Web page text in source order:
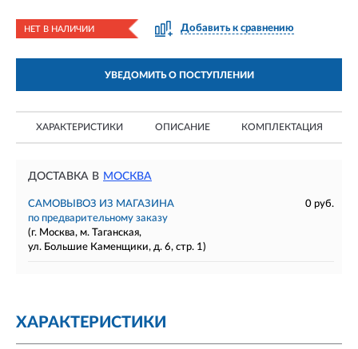
НЕТ В НАЛИЧИИ Добавить к сравнению
УВЕДОМИТЬ О ПОСТУПЛЕНИИ
ХАРАКТЕРИСТИКИ ОПИСАНИЕ КОМПЛЕКТАЦИЯ
ДОСТАВКА В МОСКВА
САМОВЫВОЗ ИЗ МАГАЗИНА
0 руб.
по предварительному заказу
(г. Москва, м. Таганская,
ул. Большие Каменщики, д. 6, стр. 1)
ХАРАКТЕРИСТИКИ